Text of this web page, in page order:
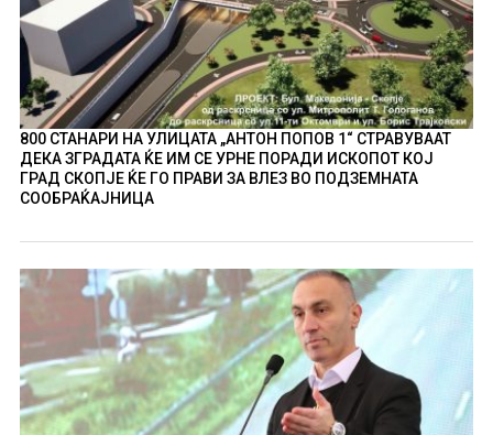
800 СТАНАРИ НА УЛИЦАТА „АНТОН ПОПОВ 1“ СТРАВУВААТ
ДЕКА ЗГРАДАТА ЌЕ ИМ СЕ УРНЕ ПОРАДИ ИСКОПОТ КОЈ
ГРАД СКОПЈЕ ЌЕ ГО ПРАВИ ЗА ВЛЕЗ ВО ПОДЗЕМНАТА
СООБРАЌАЈНИЦА